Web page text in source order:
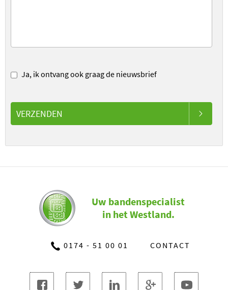
Ja, ik ontvang ook graag de nieuwsbrief
VERZENDEN
Uw bandenspecialist
in het Westland.
0174 - 51 00 01 CONTACT